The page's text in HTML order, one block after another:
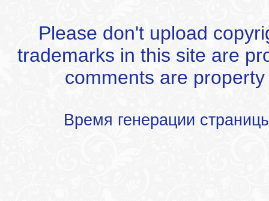
Please don't upload
trademarks in this site are
comments are
Время генерации